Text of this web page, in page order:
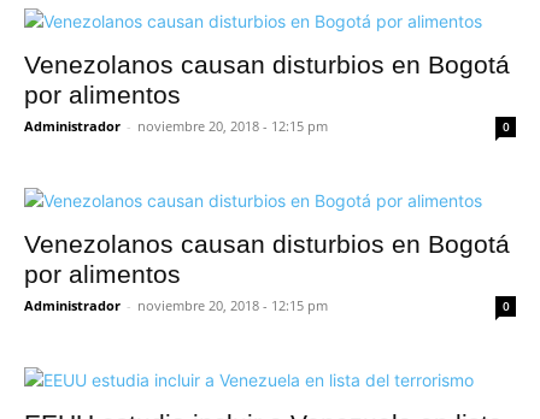
Venezolanos causan disturbios en Bogotá
por alimentos
Administrador - noviembre 20, 2018 - 12:15 pm 0
Venezolanos causan disturbios en Bogotá
por alimentos
Administrador - noviembre 20, 2018 - 12:15 pm 0